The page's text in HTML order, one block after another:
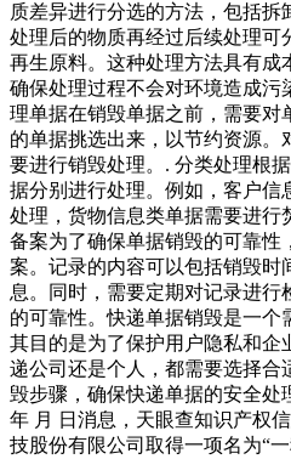
质差异进行分选的方法，包括
处理后的物质再经过后续处理可
再生原料。这种处理方法具有成
确保处理过程不会对环境造成污
理单据在销毁单据之前，需要对
的单据挑选出来，以节约资源
要进行销毁处理。. 分类处理根
据分别进行处理。例如，客户信
处理，货物信息类单据需要进行
备案为了确保单据销毁的可靠性
案。记录的内容可以包括销毁时
息。同时，需要定期对记录进行
的可靠性。快递单据销毁是一个
其目的是为了保护用户隐私和企
递公司还是个人，都需要选择合
毁步骤，确保快递单据的安全处
年 月 日消息，天眼查知识产权
技股份有限公司取得一项名为“